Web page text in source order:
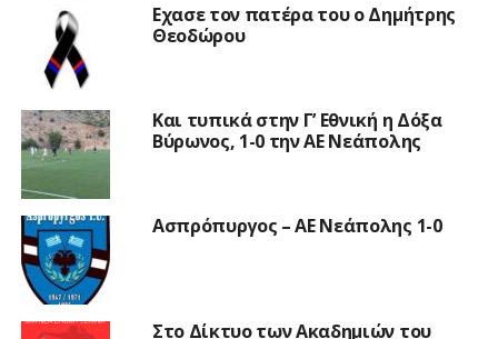
Εχασε τον πατέρα του ο Δημήτρης
Θεοδώρου
Και τυπικά στην Γ’ Εθνική η Δόξα
Βύρωνος, 1-0 την ΑΕ Νεάπολης
Ασπρόπυργος – ΑΕ Νεάπολης 1-0
Στο Δίκτυο των Ακαδημιών του